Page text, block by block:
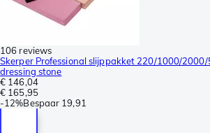
106 reviews
Skerper Professional slijppakket 220/1000/
dressing stone
€ 146,04
€ 165,95
-12%Bespaar 19,91